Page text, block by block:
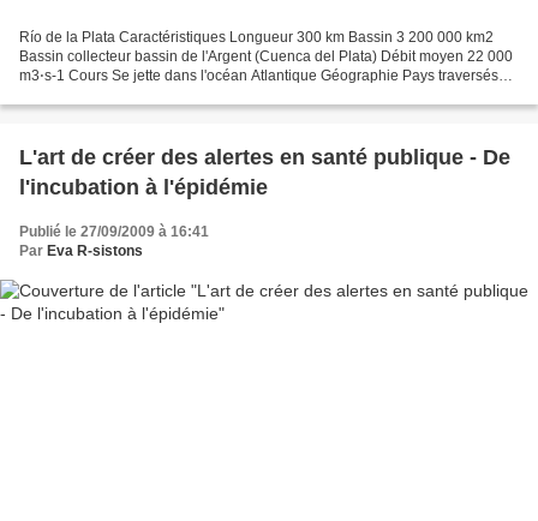
Río de la Plata Caractéristiques Longueur 300 km Bassin 3 200 000 km2
Bassin collecteur bassin de l'Argent (Cuenca del Plata) Débit moyen 22 000
m3⋅s-1 Cours Se jette dans l'océan Atlantique Géographie Pays traversés
L'art de créer des alertes en santé publique - De
l'incubation à l'épidémie
Publié le 27/09/2009 à 16:41
Par Eva R-sistons